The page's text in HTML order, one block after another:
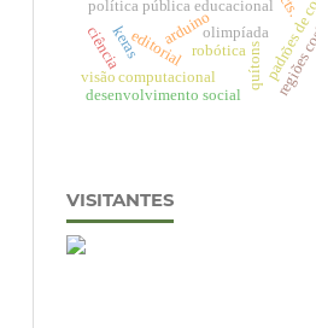
editorial olimpíada
política pública educacionalpadrões
quítons
robótica
visão computacional
keras
desenvolvimento social
ciência arduino
VISITANTES